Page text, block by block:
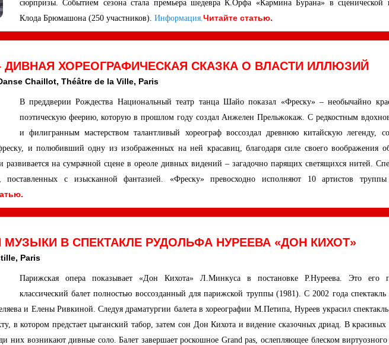
сюрпризы. Событием сезона стала премьера шедевра К.Орфа «Кармина Бурана» в сценической
Клода Брюмашона (250 участников). Информация.Читайте статью.
ХОРЕОГРАФИЧЕСКАЯ СКАЗКА О ВЛАСТИ ИЛЛЮЗИЙ
Chaillot, Théâtre de la Ville, Paris
В преддверии Рождества Национальный театр танца Шайо показал «Фреску» – необычайно
поэтическую феерию, которую в прошлом году создал Анжелен Прельжокаж. С редкостным
и филигранным мастерством талантливый хореограф воссоздал древнюю китайскую легенду,
и полюбивший одну из изображенных на ней красавиц, благодаря силе своего воображения
развивается на сумрачной сцене в ореоле дивных видений – загадочно парящих светящихся нитей.
поставленных с изысканной фантазией. «Фреску» превосходно исполняют 10 артистов труппы
В СПЕКТАКЛЕ РУДОЛЬФА НУРЕЕВА «ДОН КИХОТ»
Paris
Парижская опера показывает «Дон Кихота» Л.Минкуса в постановке Р.Нуреева. Это его
классический балет полностью воссозданный для парижской труппы (1981). С 2002 года спектакль
и Елены Ривкиной. Следуя драматургии балета в хореографии М.Петипа, Нуреев украсил
в котором предстает цыганский табор, затем сон Дон Кихота и видение сказочных дриад. В красивых
них возникают дивные соло. Балет завершает роскошное Grand pas, ослепляющее блеском виртуозного